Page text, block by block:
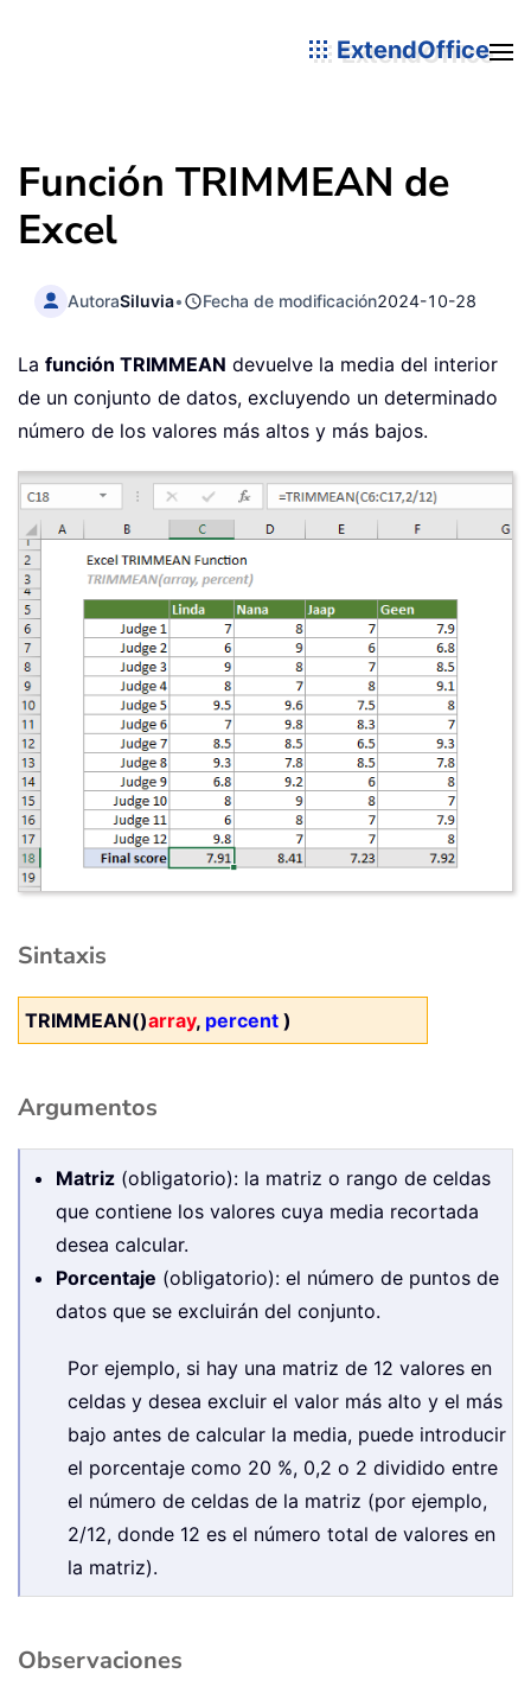
ExtendOffice
Función TRIMMEAN de
Excel
AutoraSiluvia• Fecha de modificación2024-10-28
La función TRIMMEAN devuelve la media del interior
de un conjunto de datos, excluyendo un determinado
número de los valores más altos y más bajos.
Sintaxis
TRIMMEAN()array, percent )
Argumentos
Matriz (obligatorio): la matriz o rango de celdas
que contiene los valores cuya media recortada
desea calcular.
Porcentaje (obligatorio): el número de puntos de
datos que se excluirán del conjunto.
Por ejemplo, si hay una matriz de 12 valores en
celdas y desea excluir el valor más alto y el más
bajo antes de calcular la media, puede introducir
el porcentaje como 20 %, 0,2 o 2 dividido entre
el número de celdas de la matriz (por ejemplo,
2/12, donde 12 es el número total de valores en
la matriz).
Observaciones